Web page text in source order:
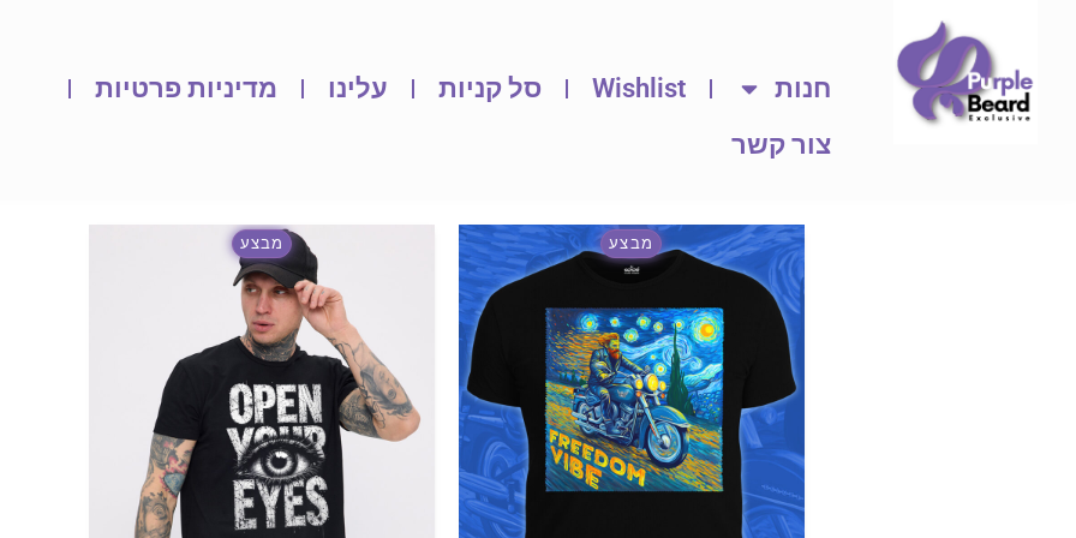
חנות Wishlist סל קניות עלינו
מדיניות פרטיות
צור קשר
מבצע מבצע